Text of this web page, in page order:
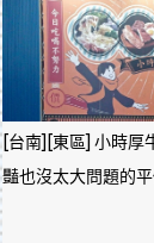
[台南][東區] 小時厚
豔也沒太大問題的